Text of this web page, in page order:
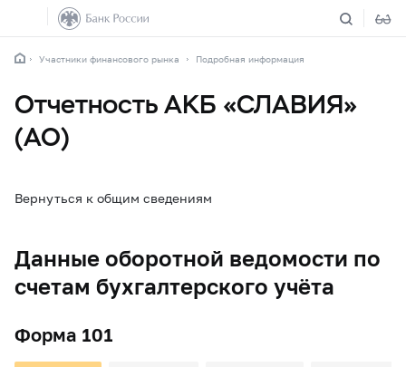
Участники финансового рынка Подробная информация
Отчетность АКБ «СЛАВИЯ»
(АО)
Вернуться к общим сведениям
Данные оборотной ведомости по
счетам бухгалтерского учёта
Форма 101